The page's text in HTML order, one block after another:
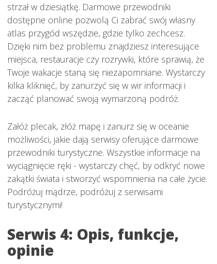
strzał w dziesiątkę. Darmowe przewodniki
dostępne online pozwolą Ci zabrać swój własny
atlas przygód wszędzie, gdzie tylko zechcesz.
Dzięki nim bez problemu znajdziesz interesujące
miejsca, restauracje czy rozrywki, które sprawią, że
Twoje wakacje staną się niezapomniane. Wystarczy
kilka kliknięć, by zanurzyć się w wir informacji i
zacząć planować swoją wymarzoną podróż.
Załóż plecak, złóż mapę i zanurz się w oceanie
możliwości, jakie dają serwisy oferujące darmowe
przewodniki turystyczne. Wszystkie informacje na
wyciągnięcie ręki - wystarczy chęć, by odkryć nowe
zakątki świata i stworzyć wspomnienia na całe życie.
Podróżuj mądrze, podróżuj z serwisami
turystycznymi!
Serwis 4: Opis, funkcje,
opinie